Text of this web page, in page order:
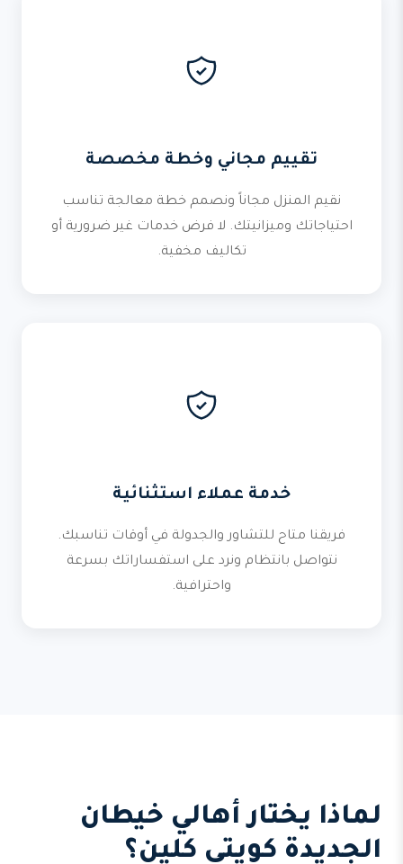
تقييم مجاني وخطة مخصصة
نقيم المنزل مجاناً ونصمم خطة معالجة تناسب
احتياجاتك وميزانيتك. لا فرض خدمات غير ضرورية أو
تكاليف مخفية.
خدمة عملاء استثنائية
فريقنا متاح للتشاور والجدولة في أوقات تناسبك.
نتواصل بانتظام ونرد على استفساراتك بسرعة
واحترافية.
لماذا يختار أهالي خيطان
الجديدة كويتي كلين؟